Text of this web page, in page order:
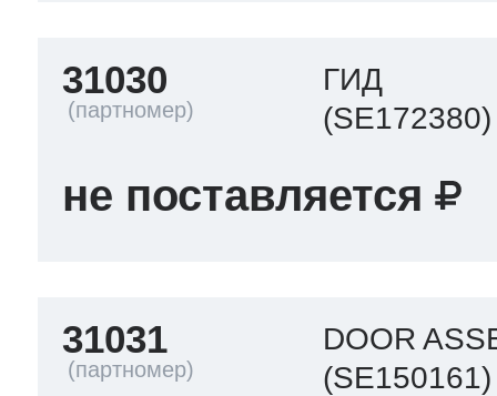
31030
ГИД
(SE172380)
не поставляется
31031
DOOR
(SE150161)